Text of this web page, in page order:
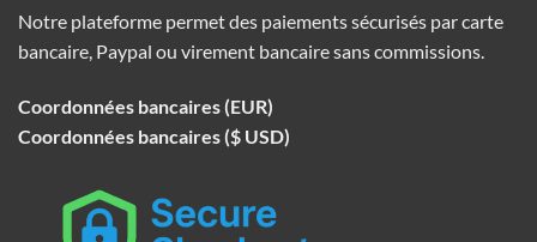
Notre plateforme permet des paiements sécurisés par carte
bancaire, Paypal ou virement bancaire sans commissions.
Coordonnées bancaires (EUR)
Coordonnées bancaires ($ USD)